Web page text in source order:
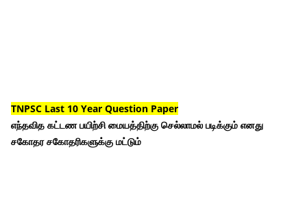
TNPSC Last 10 Year Question Paper
எந்தவித கட்டண பயிற்சி மையத்திற்கு செல்லாமல் படிக்கும் எனது
சகோதர சகோதரிகளுக்கு மட்டும்